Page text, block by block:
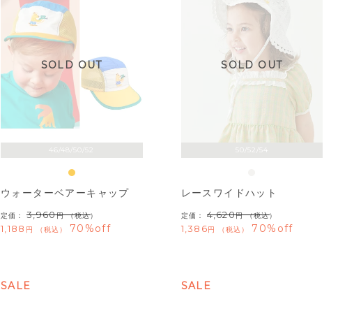
46/48/50/52
SOLD OUT
ウォーターベアーキャップ
定価： 3,960 （税込）
1,188 税込 70%off
50/52/54
SOLD OUT
レースワイドハット
定価： 4,620 （税込）
1,386 税込 70%off
SALE SALE